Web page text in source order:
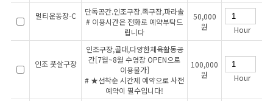
멀티운동장-C
단독공간.인조구장.족구장,파라솔
# 이용시간은 전화로 예약부탁드
립니다
50,000
원
Hour
인조 풋살구장
인조구장,골대,다양한체육활동공
간[7월~8월 수영장 OPEN으로
이용불가]
# ★선착순 시간제 예약으로 사전
예약이 필수입니다!
100,000
원
Hour